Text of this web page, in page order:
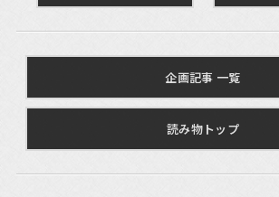
企画記事 一覧
読み物トップ